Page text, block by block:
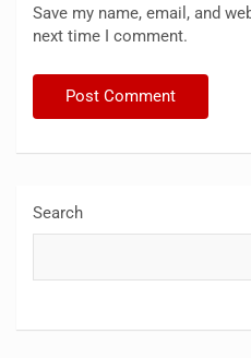
Save my name, email, and
next time I comment.
Search